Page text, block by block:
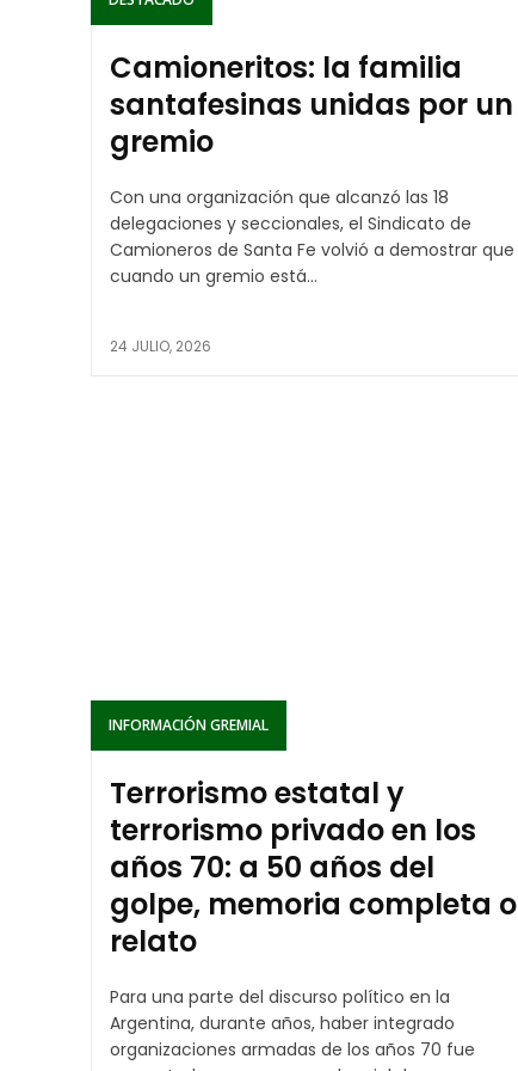
Camioneritos: la familia
santafesinas unidas por un
gremio
Con una organización que alcanzó las 18
delegaciones y seccionales, el Sindicato de
Camioneros de Santa Fe volvió a demostrar que
cuando un gremio está...
24 JULIO, 2026
INFORMACIÓN GREMIAL
Terrorismo estatal y
terrorismo privado en los
años 70: a 50 años del
golpe, memoria completa o
relato
Para una parte del discurso político en la
Argentina, durante años, haber integrado
organizaciones armadas de los años 70 fue